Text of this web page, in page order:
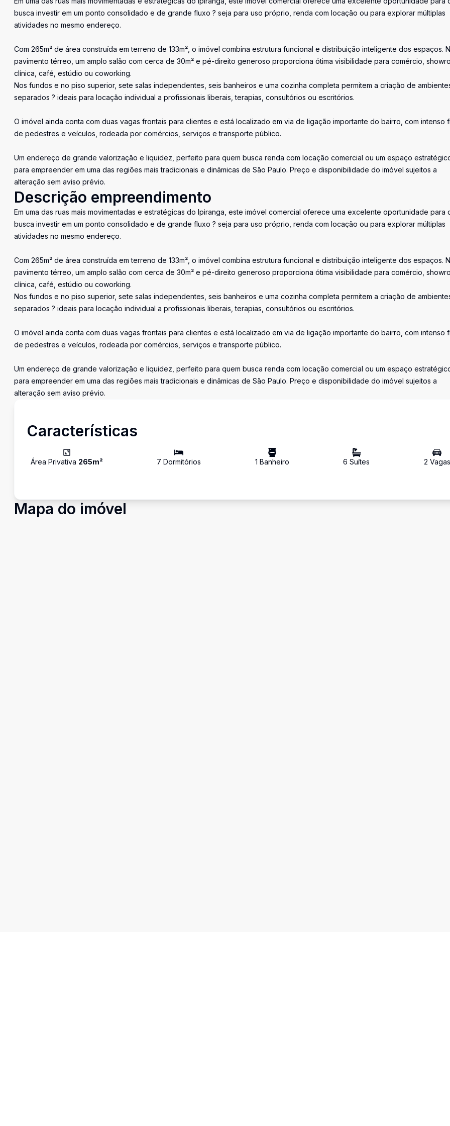
busca investir em um ponto consolidado e de grande fluxo ? seja para uso próprio, renda com locação ou para explorar múltiplas
atividades no mesmo endereço.
Com 265m² de área construída em terreno de 133m², o imóvel combina estrutura funcional e distribuição inteligente dos espaços.
pavimento térreo, um amplo salão com cerca de 30m² e pé-direito generoso proporciona ótima visibilidade para comércio,
clínica, café, estúdio ou coworking.
Nos fundos e no piso superior, sete salas independentes, seis banheiros e uma cozinha completa permitem a criação de
separados ? ideais para locação individual a profissionais liberais, terapias, consultórios ou escritórios.
O imóvel ainda conta com duas vagas frontais para clientes e está localizado em via de ligação importante do bairro, com intenso
de pedestres e veículos, rodeada por comércios, serviços e transporte público.
Um endereço de grande valorização e liquidez, perfeito para quem busca renda com locação comercial ou um espaço
para empreender em uma das regiões mais tradicionais e dinâmicas de São Paulo. Preço e disponibilidade do imóvel sujeitos a
alteração sem aviso prévio.
Descrição empreendimento
Em uma das ruas mais movimentadas e estratégicas do Ipiranga, este imóvel comercial oferece uma excelente oportunidade para
busca investir em um ponto consolidado e de grande fluxo ? seja para uso próprio, renda com locação ou para explorar múltiplas
atividades no mesmo endereço.
Com 265m² de área construída em terreno de 133m², o imóvel combina estrutura funcional e distribuição inteligente dos espaços.
pavimento térreo, um amplo salão com cerca de 30m² e pé-direito generoso proporciona ótima visibilidade para comércio,
clínica, café, estúdio ou coworking.
Nos fundos e no piso superior, sete salas independentes, seis banheiros e uma cozinha completa permitem a criação de
separados ? ideais para locação individual a profissionais liberais, terapias, consultórios ou escritórios.
O imóvel ainda conta com duas vagas frontais para clientes e está localizado em via de ligação importante do bairro, com intenso
de pedestres e veículos, rodeada por comércios, serviços e transporte público.
Um endereço de grande valorização e liquidez, perfeito para quem busca renda com locação comercial ou um espaço
para empreender em uma das regiões mais tradicionais e dinâmicas de São Paulo. Preço e disponibilidade do imóvel sujeitos a
alteração sem aviso prévio.
Características
Área Privativa 265m² 7 Dormitórios 1 Banheiro 6 Suítes 2 Vagas
Mapa do imóvel